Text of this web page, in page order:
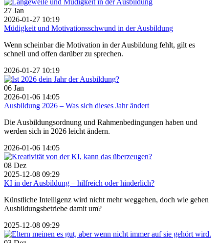
27 Jan
2026-01-27 10:19
Müdigkeit und Motivationsschwund in der Ausbildung
Wenn scheinbar die Motivation in der Ausbildung fehlt, gilt es
schnell und offen darüber zu sprechen.
2026-01-27 10:19
06 Jan
2026-01-06 14:05
Ausbildung 2026 – Was sich dieses Jahr ändert
Die Ausbildungsordnung und Rahmenbedingungen haben und
werden sich in 2026 leicht ändern.
2026-01-06 14:05
08 Dez
2025-12-08 09:29
KI in der Ausbildung – hilfreich oder hinderlich?
Künstliche Intelligenz wird nicht mehr weggehen, doch wie gehen
Ausbildungsbetriebe damit um?
2025-12-08 09:29